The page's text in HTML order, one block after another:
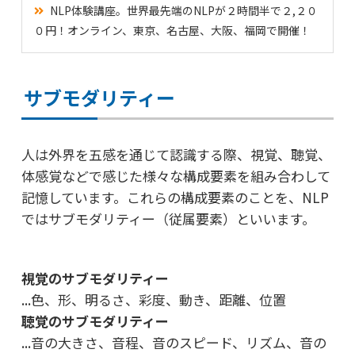
NLP体験講座。世界最先端のNLPが２時間半で２,２０
０円！オンライン、東京、名古屋、大阪、福岡で開催！
サブモダリティー
人は外界を五感を通じて認識する際、視覚、聴覚、
体感覚などで感じた様々な構成要素を組み合わして
記憶しています。これらの構成要素のことを、 NLP
ではサブモダリティー（従属要素）といいます。
視覚のサブモダリティー
...色、形、明るさ、彩度、動き、距離、位置
聴覚のサブモダリティー
...音の大きさ、音程、音のスピード、リズム、音の